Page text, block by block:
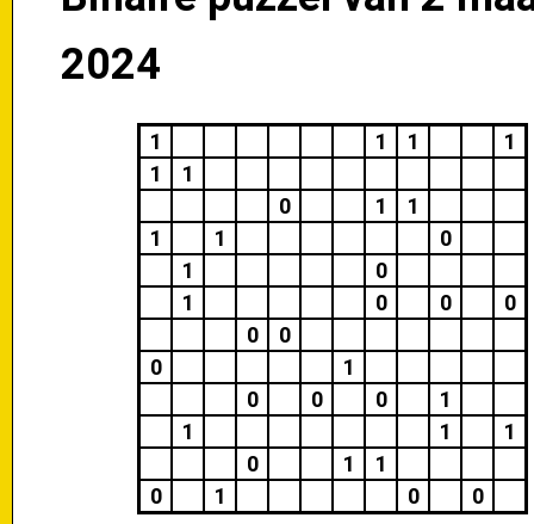
2024
1 1 1
1
1
1
0
1
1
1
1
0
1
0
1
0 0
0
0
0
0
1
0
0 0
1
1
1
1
0
1
1
0
1 0 0